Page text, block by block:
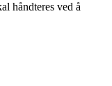
håndteres ved å